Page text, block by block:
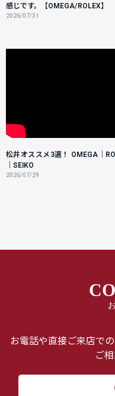
感じです。【OMEGA/ROLEX】
2026/07/31
松井オススメ3選！ OMEGA｜
｜SEIKO
2026/07/29
お電話や直接ご来店で
ご